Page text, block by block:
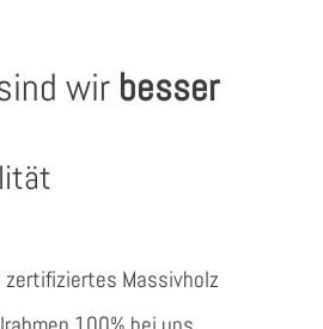
wir besser
zertifiziertes Massivholz